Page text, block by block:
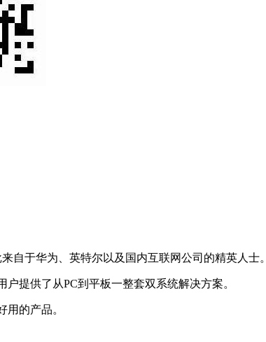
自于华为、英特尔以及国内互联网公司的精英人士。
提供了从PC到平板一整套双系统解决方案。
的产品。